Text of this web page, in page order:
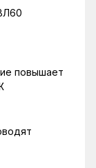
повышает